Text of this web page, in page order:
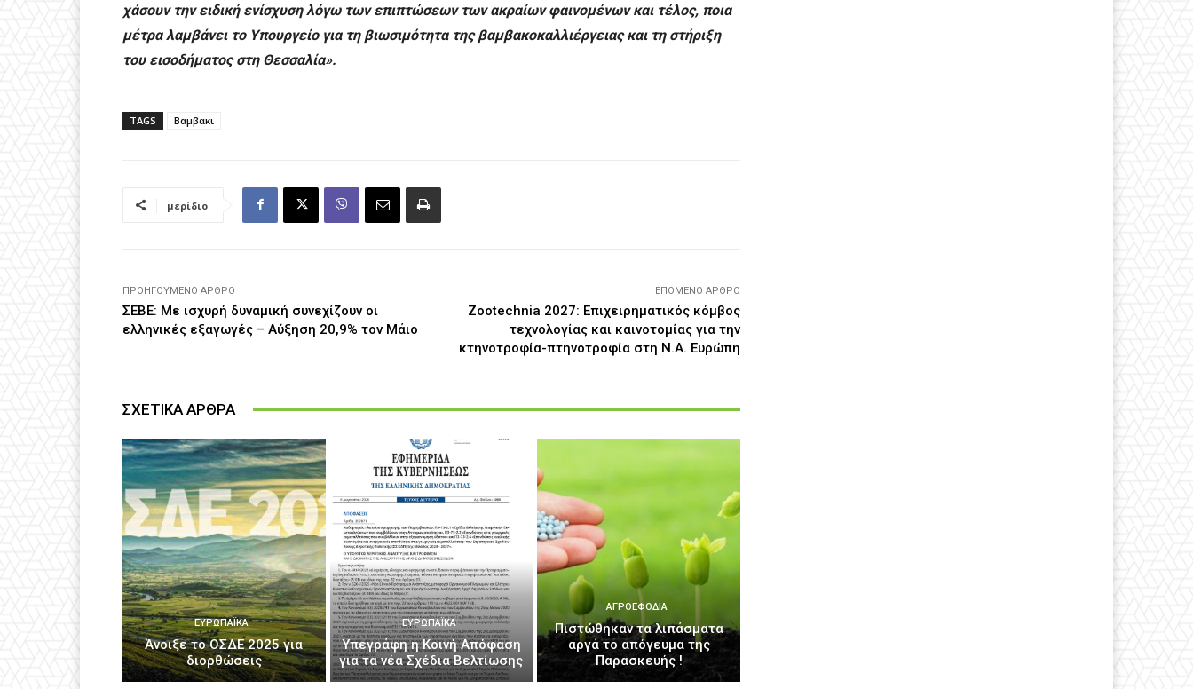
χάσουν την ειδική ενίσχυση λόγω των επιπτώσεων των ακραίων φαινομένων και τέλος, ποια
μέτρα λαμβάνει το Υπουργείο για τη βιωσιμότητα της βαμβακοκαλλιέργειας και τη στήριξη
του εισοδήματος στη Θεσσαλία».
TAGS Βαμβακι
μερίδιο
ΠΡΟΗΓΟΎΜΕΝΟ ΆΡΘΡΟ
ΣΕΒΕ: Με ισχυρή δυναμική συνεχίζουν οι
ελληνικές εξαγωγές – Αύξηση 20,9% τον Μάιο
ΕΠΌΜΕΝΟ ΆΡΘΡΟ
Zootechnia 2027: Επιχειρηματικός κόμβος
τεχνολογίας και καινοτομίας για την
κτηνοτροφία-πτηνοτροφία στη Ν.Α. Ευρώπη
ΣΧΕΤΙΚΑ ΑΡΘΡΑ
ΕΥΡΩΠΑΪΚΆ
Άνοιξε το ΟΣΔΕ 2025 για
διορθώσεις
ΕΥΡΩΠΑΪΚΆ
Υπεγράφη η Κοινή Απόφαση
για τα νέα Σχέδια Βελτίωσης
ΑΓΡΟΕΦΌΔΙΑ
Πιστώθηκαν τα λιπάσματα
αργά το απόγευμα της
Παρασκευής !